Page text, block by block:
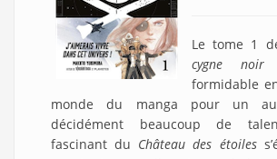
Le tome 1
cygne noir
formidable
monde du manga pour un
décidément beaucoup de
fascinant du Château des étoiles